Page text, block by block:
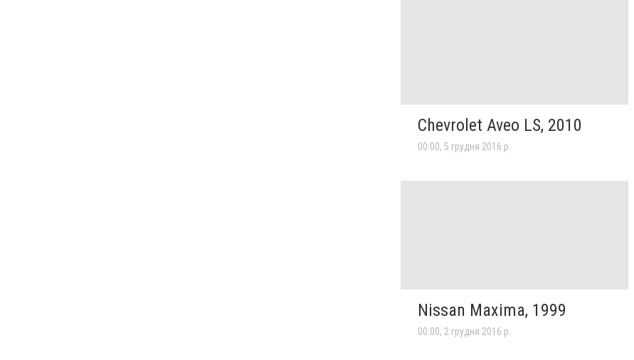
Chevrolet Aveo LS, 2010
00:00, 5 грудня 2016 р.
Nissan Maxima, 1999
00:00, 2 грудня 2016 р.